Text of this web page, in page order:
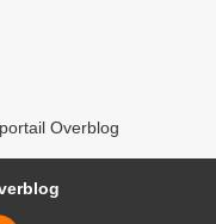
Overblog